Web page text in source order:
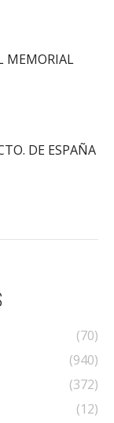
MEMORIAL
DE ESPAÑA
(70)
(940)
(372)
(12)